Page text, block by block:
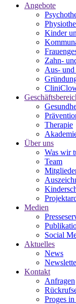
Angebote
Kinder
Zahn-
Aus-
Therapie
Über uns
Was wir
Team
Medien
Social
Aktuelles
News
Kontakt
Anfragen
Proges